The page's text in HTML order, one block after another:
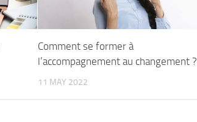
Comment se former à
l’accompagnement au changement ?
11 MAY 2022